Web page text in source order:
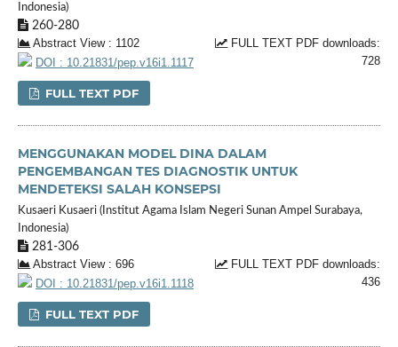
Indonesia)
260-280
Abstract View : 1102
FULL TEXT PDF downloads:
728
DOI : 10.21831/pep.v16i1.1117
FULL TEXT PDF
MENGGUNAKAN MODEL DINA DALAM
PENGEMBANGAN TES DIAGNOSTIK UNTUK
MENDETEKSI SALAH KONSEPSI
Kusaeri Kusaeri (Institut Agama Islam Negeri Sunan Ampel Surabaya,
Indonesia)
281-306
Abstract View : 696
FULL TEXT PDF downloads:
436
DOI : 10.21831/pep.v16i1.1118
FULL TEXT PDF